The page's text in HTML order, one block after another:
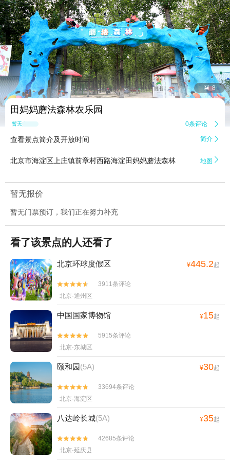
 8
田妈妈蘑法森林农乐园
暂无点评 0条评论 
查看景点简介及开放时间 简介 
北京市海淀区上庄镇前章村西路海淀田妈妈蘑法森林 地图 
暂无报价
暂无门票预订，我们正在努力补充
看了该景点的人还看了
北京环球度假区 ¥445.2起


3911条评论
北京·通州区
中国国家博物馆 ¥15起


5915条评论
北京·东城区
颐和园(5A) ¥30起


33694条评论
北京·海淀区
八达岭长城(5A) ¥35起


42685条评论
北京·延庆县
